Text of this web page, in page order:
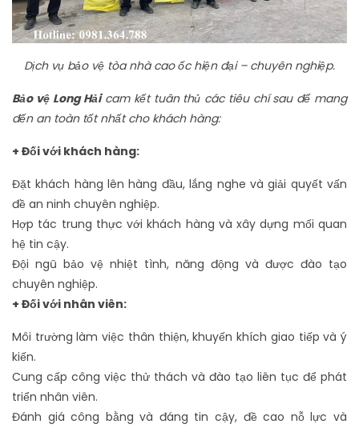
Dịch vụ bảo vệ tòa nhà cao ốc hiện đại – chuyên nghiệp.
Bảo vệ Long Hảicam kết tuân thủ các tiêu chí sau để mang
đến an toàn tốt nhất cho khách hàng:
+ Đối với khách hàng:
Đặt khách hàng lên hàng đầu, lắng nghe và giải quyết vấn
đề an ninh chuyên nghiệp.
Hợp tác trung thực với khách hàng và xây dựng mối quan
hệ tin cậy.
Đội ngũ bảo vệ nhiệt tình, năng động và được đào tạo
chuyên nghiệp.
+ Đối với nhân viên:
Môi trường làm việc thân thiện, khuyến khích giao tiếp và ý
kiến.
Cung cấp công việc thử thách và đào tạo liên tục để phát
triển nhân viên.
Đánh giá công bằng và đáng tin cậy, đề cao nỗ lực và